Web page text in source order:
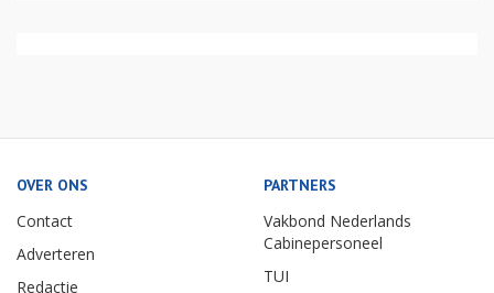
OVER ONS
Contact
Adverteren
Redactie
PARTNERS
Vakbond Nederlands
Cabinepersoneel
TUI